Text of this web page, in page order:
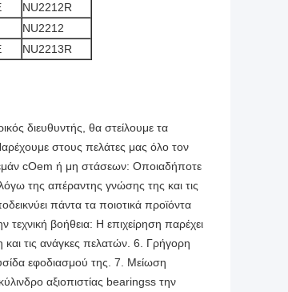
NU2212R
NU2212
NU2213R
διευθυντής, θα στείλουμε τα
στους πελάτες μας όλο τον
cOem ή μη στάσεων: Οποιαδήποτε
της απέραντης γνώσης της και τις
πάντα τα ποιοτικά προϊόντα
βοήθεια: Η επιχείρηση παρέχει
τις ανάγκες πελατών. 6. Γρήγορη
εφοδιασμού της. 7. Μείωση
αξιοπιστίας bearingss την